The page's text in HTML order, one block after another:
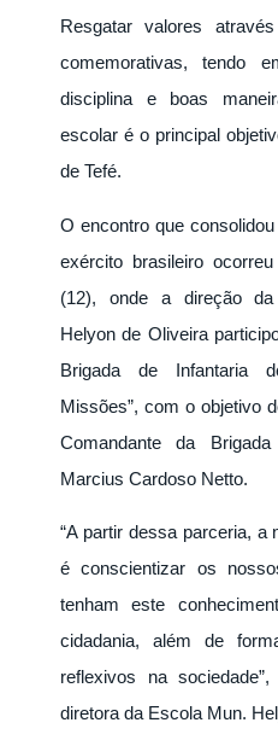
Resgatar valores
comemorativas, tendo
disciplina e boas
escolar é o principal
de Tefé.
O encontro que
exército brasileiro
(12), onde a direção
Helyon de Oliveira
Brigada de Infantaria
Missões”, com o objetivo
Comandante da
Marcius Cardoso Netto.
“A partir dessa parceria, a
é conscientizar os
tenham este
cidadania, além de
reflexivos na
diretora da Escola Mun.